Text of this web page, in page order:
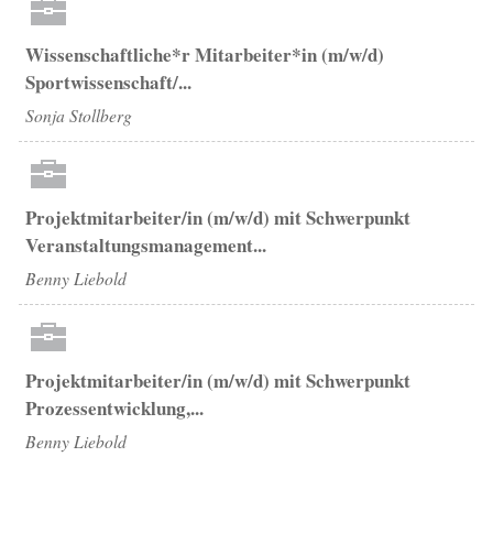
Wissenschaftliche*r Mitarbeiter*in (m/w/d)
Sportwissenschaft/...
Sonja Stollberg
Projektmitarbeiter/in (m/w/d) mit Schwerpunkt
Veranstaltungsmanagement...
Benny Liebold
Projektmitarbeiter/in (m/w/d) mit Schwerpunkt
Prozessentwicklung,...
Benny Liebold